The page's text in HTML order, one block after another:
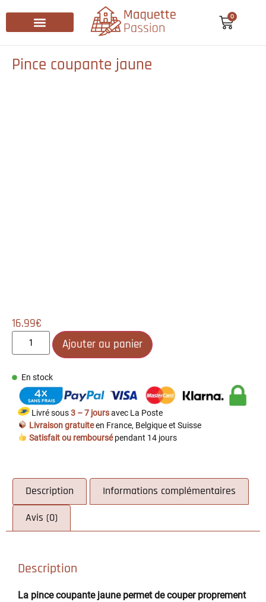
0
Pince coupante jaune
16.99€
Ajouter au panier
En stock
Livré sous3 – 7 joursavec La Poste
Livraison gratuiteen France, Belgique et Suisse
Satisfait ou remboursépendant 14 jours
Description Informations complémentaires
Avis (0)
Description
La pince coupante jaune permet de couper proprement